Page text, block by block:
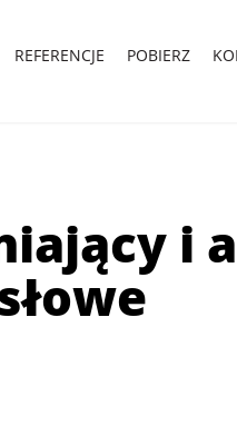
REFERENCJE POBIERZ
i